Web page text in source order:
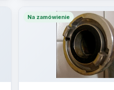
Na zamówienie